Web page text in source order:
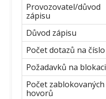
Provozovatel/důvod
zápisu
Důvod zápisu
Počet dotazů na číslo
Požadavků na blokaci
Počet zablokovaných
hovorů